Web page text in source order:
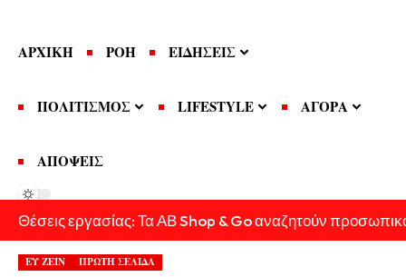
ΑΡΧΙΚΗ ΡΟΗ ΕΙΔΗΣΕΙΣ
ΠΟΛΙΤΙΣΜΟΣ LIFESTYLE ΑΓΟΡΑ
ΑΠΟΨΕΙΣ
Θέσεις εργασίας: Τα ΑΒ Shop & Go αναζητούν
ΕΥ ΖΕΙΝ ΠΡΩΤΗ ΣΕΛΙΔΑ